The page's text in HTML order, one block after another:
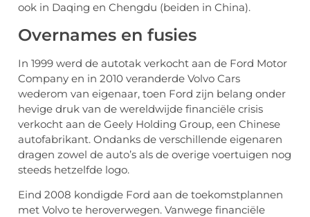
ook in Daqing en Chengdu (beiden in China).
Overnames en fusies
In 1999 werd de autotak verkocht aan de Ford Motor
Company en in 2010 veranderde Volvo Cars
wederom van eigenaar, toen Ford zijn belang onder
hevige druk van de wereldwijde financiële crisis
verkocht aan de Geely Holding Group, een Chinese
autofabrikant. Ondanks de verschillende eigenaren
dragen zowel de auto’s als de overige voertuigen nog
steeds hetzelfde logo.
Eind 2008 kondigde Ford aan de toekomstplannen
met Volvo te heroverwegen. Vanwege financiële